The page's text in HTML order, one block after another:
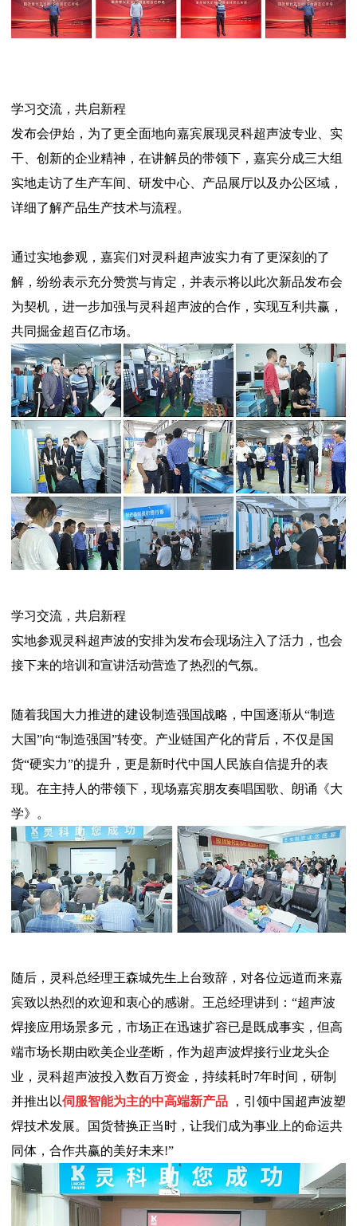
学习交流，共启新程
发布会伊始，为了更全面地向嘉宾展现灵科超声波专业、实
干、创新的企业精神，在讲解员的带领下，嘉宾分成三大组
实地走访了生产车间、研发中心、产品展厅以及办公区域，
详细了解产品生产技术与流程。
通过实地参观，嘉宾们对灵科超声波实力有了更深刻的了
解，纷纷表示充分赞赏与肯定，并表示将以此次新品发布会
为契机，进一步加强与灵科超声波的合作，实现互利共赢，
共同掘金超百亿市场。
学习交流，共启新程
实地参观灵科超声波的安排为发布会现场注入了活力，也会
接下来的培训和宣讲活动营造了热烈的气氛。
随着我国大力推进的建设制造强国战略，中国逐渐从“制造
大国”向“制造强国”转变。产业链国产化的背后，不仅是国
货“硬实力”的提升，更是新时代中国人民族自信提升的表
现。在主持人的带领下，现场嘉宾朋友奏唱国歌、朗诵《大
学》。
随后，灵科总经理王森城先生上台致辞，对各位远道而来嘉
宾致以热烈的欢迎和衷心的感谢。王总经理讲到：“超声波
焊接应用场景多元，市场正在迅速扩容已是既成事实，但高
端市场长期由欧美企业垄断，作为超声波焊接行业龙头企
业，灵科超声波投入数百万资金，持续耗时7年时间，研制
并推出以伺服智能为主的中高端新产品
，引领中国超声波塑
焊技术发展。国货替换正当时，让我们成为事业上的命运共
同体，合作共赢的美好未来!”